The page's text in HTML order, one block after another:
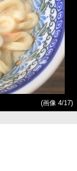
(画像 4/17)